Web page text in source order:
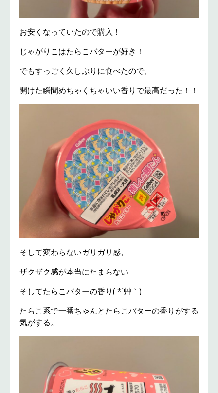
お安くなっていたので購入！
じゃがりこはたらこバターが好き！
でもすっごく久しぶりに食べたので、
開けた瞬間めちゃくちゃいい香りで最高だった！！
そして変わらないガリガリ感。
ザクザク感が本当にたまらない
そしてたらこバターの香り( *´艸｀)
たらこ系で一番ちゃんとたらこバターの香りがする
気がする。